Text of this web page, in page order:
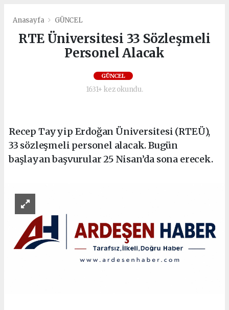
Anasayfa GÜNCEL
RTE Üniversitesi 33 Sözleşmeli
Personel Alacak
GÜNCEL
1631+ kez okundu.
Recep Tayyip Erdoğan Üniversitesi (RTEÜ),
33 sözleşmeli personel alacak. Bugün
başlayan başvurular 25 Nisan’da sona erecek.